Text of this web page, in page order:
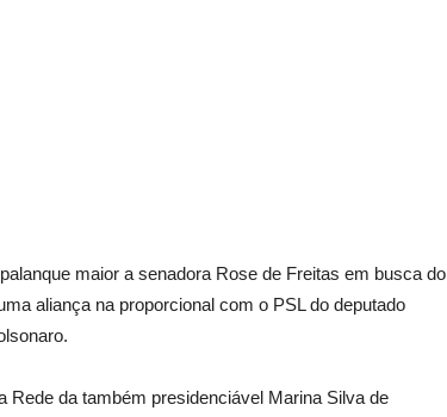
maior a senadora Rose de Freitas em busca do
aliança na proporcional com o PSL do deputado
da também presidenciável Marina Silva de